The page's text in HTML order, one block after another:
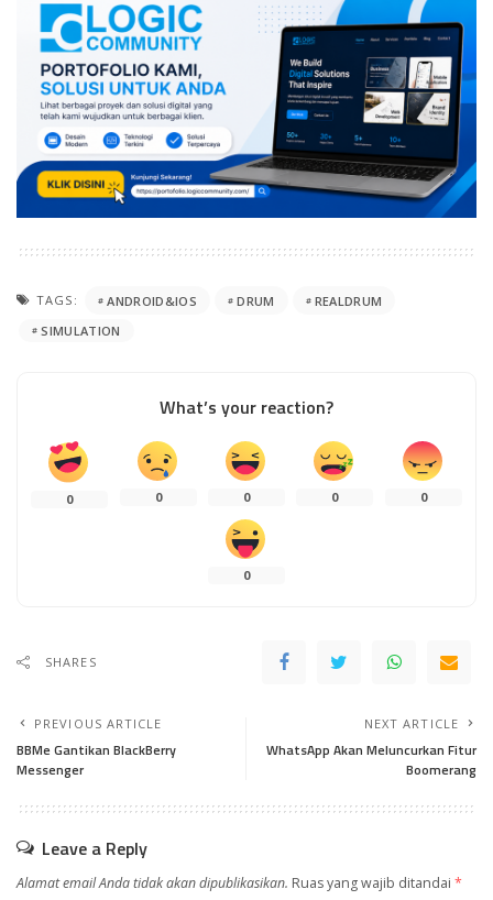
TAGS: ANDROID&IOS DRUM
REALDRUM
SIMULATION
What’s your reaction?
0 0 0 0 0
0
SHARES
PREVIOUS ARTICLE
BBMe Gantikan BlackBerry
Messenger
NEXT ARTICLE
WhatsApp Akan Meluncurkan Fitur
Boomerang
Leave a Reply
Alamat email Anda tidak akan dipublikasikan. Ruas yang wajib ditandai *